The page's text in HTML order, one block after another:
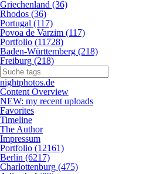
Griechenland (36)
Rhodos (36)
Portugal (117)
Povoa de Varzim (117)
Portfolio (11728)
Baden-Württemberg (218)
Freiburg (218)
nightphotos.de
Content Overview
NEW: my recent uploads
Favorites
Timeline
The Author
Impressum
Portfolio (12161)
Berlin (6217)
Charlottenburg (475)